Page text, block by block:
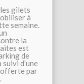
gilets
à
semaine.
la
est
de
d’une
par